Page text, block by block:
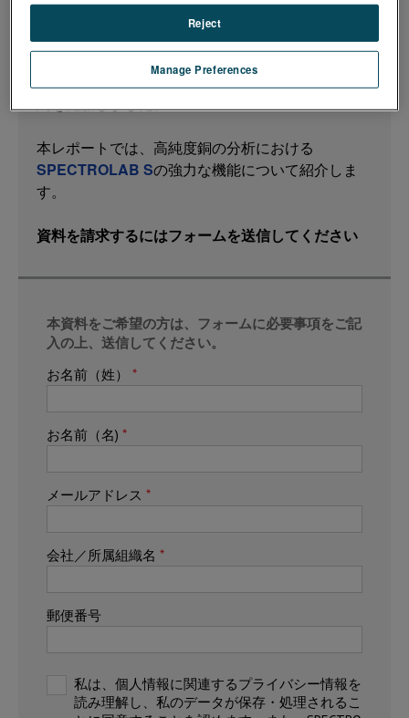
りました。この2つのオプションは、PMT（光電子
増倍管）検出器の残りの2つの利点でした。読み出
能向上により、これらの最終的な技術的/分析的制
約を克服しました。
本レポートでは、高純度銅の分析における
SPECTROLAB Sの強力な機能について紹介しま
す。
資料を請求するにはフォームを送信してください
Manage Preferences
Reject